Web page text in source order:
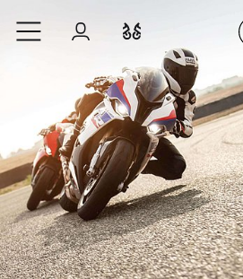
Ugrás a főtartalomra
Bejelentkezés